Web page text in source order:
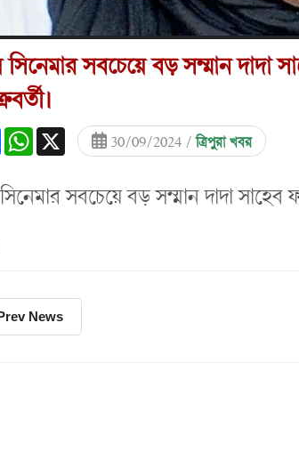
সবচেয়ে বড় সম্মান দাদা
FacebookWhatsApp 30/09/2024 /ত্রিপুরা খবর
সবচেয়ে বড় সম্মান দাদা
News